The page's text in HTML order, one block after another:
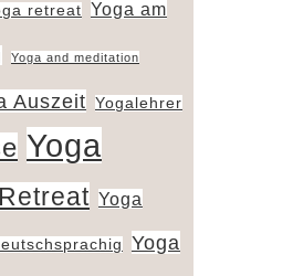
retreat Yoga am
Yoga and meditation
Auszeit Yogalehrer
Yoga
Yoga
Yoga